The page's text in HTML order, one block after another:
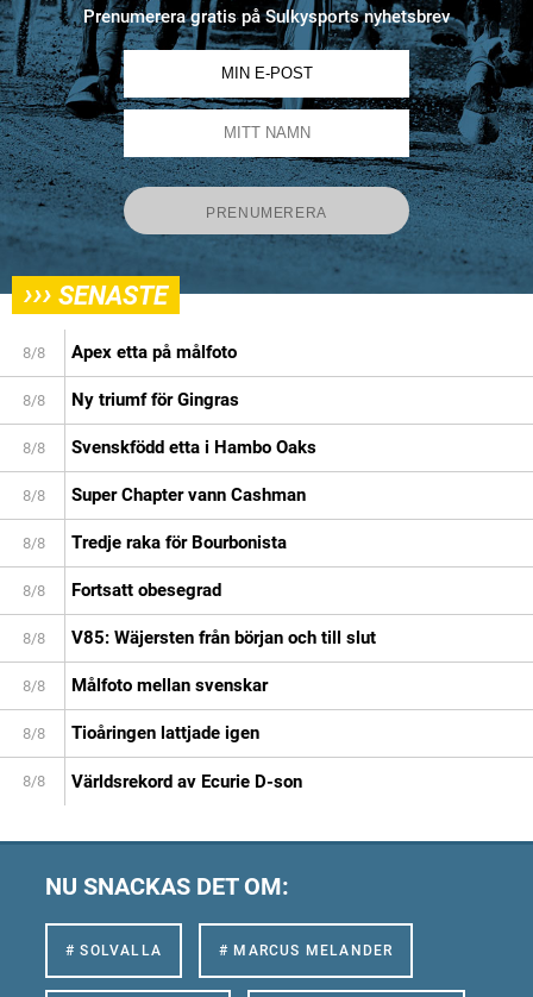
Prenumerera gratis på Sulkysports nyhetsbrev
››› SENASTE
8/8 Apex etta på målfoto
8/8 Ny triumf för Gingras
8/8 Svenskfödd etta i Hambo Oaks
8/8 Super Chapter vann Cashman
8/8 Tredje raka för Bourbonista
8/8 Fortsatt obesegrad
8/8 V85: Wäjersten från början och till slut
8/8 Målfoto mellan svenskar
8/8 Tioåringen lattjade igen
8/8 Världsrekord av Ecurie D-son
NU SNACKAS DET OM:
# SOLVALLA # MARCUS MELANDER